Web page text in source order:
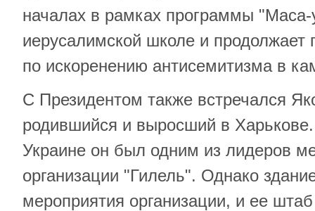
началах в рамках программы "Маса-
иерусалимской школе и продолжает
по искоренению антисемитизма в
С Президентом также встречался
родившийся и выросший в
Украине он был одним из лидеров
организации "Гилель". Однако
мероприятия организации, и ее